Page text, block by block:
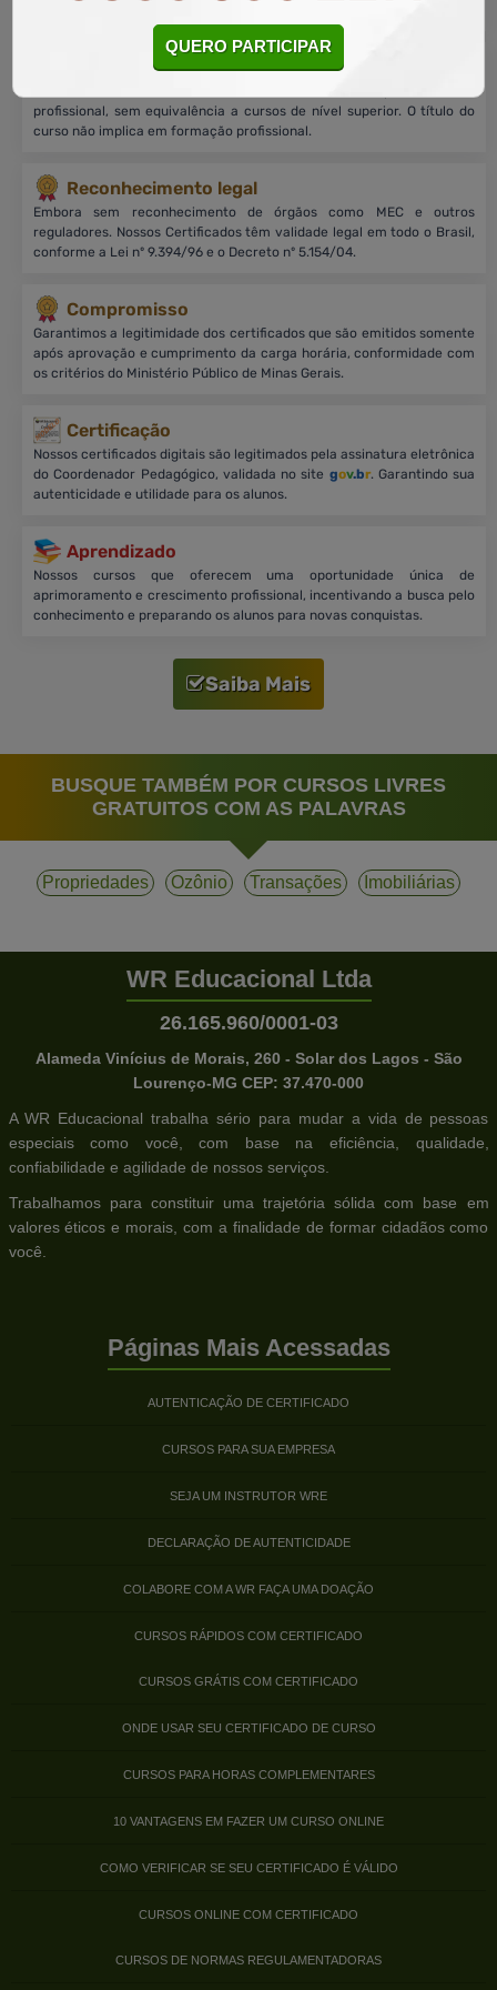
Sobre nossos cursos
profissional, sem equivalência a cursos de nível superior. O título do
curso não implica em formação profissional.
Reconhecimento legal
Embora sem reconhecimento de órgãos como MEC e outros
reguladores. Nossos Certificados têm validade legal em todo o Brasil,
conforme a Lei nº 9.394/96 e o Decreto nº 5.154/04.
Compromisso
Garantimos a legitimidade dos certificados que são emitidos somente
após aprovação e cumprimento da carga horária, conformidade com
os critérios do Ministério Público de Minas Gerais.
Certificação
Nossos certificados digitais são legitimados pela assinatura eletrônica
do Coordenador Pedagógico, validada no site gov.br. Garantindo sua
autenticidade e utilidade para os alunos.
Aprendizado
Nossos cursos que oferecem uma oportunidade única de
aprimoramento e crescimento profissional, incentivando a busca pelo
conhecimento e preparando os alunos para novas conquistas.
Saiba Mais
BUSQUE TAMBÉM POR CURSOS LIVRES
GRATUITOS COM AS PALAVRAS
Propriedades Ozônio Transações Imobiliárias
WR Educacional Ltda
26.165.960/0001-03
Alameda Vinícius de Morais, 260 - Solar dos Lagos - São
Lourenço-MG CEP: 37.470-000
A WR Educacional trabalha sério para mudar a vida de pessoas
especiais como você, com base na eficiência, qualidade,
confiabilidade e agilidade de nossos serviços.
Trabalhamos para constituir uma trajetória sólida com base em
valores éticos e morais, com a finalidade de formar cidadãos como
você.
Páginas Mais Acessadas
AUTENTICAÇÃO DE CERTIFICADO
CURSOS PARA SUA EMPRESA
SEJA UM INSTRUTOR WRE
DECLARAÇÃO DE AUTENTICIDADE
COLABORE COM A WR FAÇA UMA DOAÇÃO
CURSOS RÁPIDOS COM CERTIFICADO
CURSOS GRÁTIS COM CERTIFICADO
ONDE USAR SEU CERTIFICADO DE CURSO
CURSOS PARA HORAS COMPLEMENTARES
10 VANTAGENS EM FAZER UM CURSO ONLINE
COMO VERIFICAR SE SEU CERTIFICADO É VÁLIDO
CURSOS ONLINE COM CERTIFICADO
CURSOS DE NORMAS REGULAMENTADORAS
QUERO PARTICIPAR